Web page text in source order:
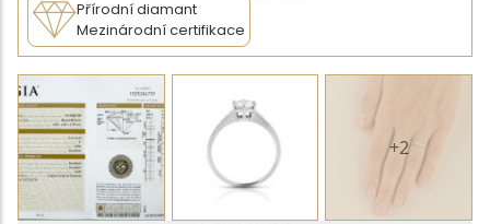
Přírodní diamant
Mezinárodní certifikace
+2